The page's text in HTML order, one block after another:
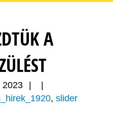
A
2023
, slider